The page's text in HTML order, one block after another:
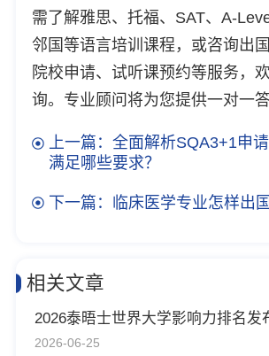
需了解雅思、托福、SAT、A-
邻国等语言培训课程，或咨询出国
院校申请、试听课预约等服务，
询。专业顾问将为您提供一对一答
上一篇：全面解析SQA3+1申
满足哪些要求？
下一篇：临床医学专业怎样出
相关文章
2026泰晤士世界大学影响力排名发
2026-06-25